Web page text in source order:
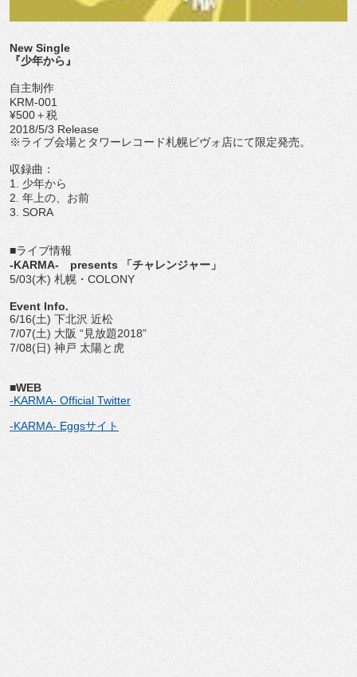
New Single
『少年から』
自主制作
KRM-001
¥500＋税
2018/5/3 Release
※ライブ会場とタワーレコード札幌ピヴォ店にて限定発売。
収録曲：
1. 少年から
2. 年上の、お前
3. SORA
■ライブ情報
-KARMA- presents 「チャレンジャー」
5/03(木) 札幌・COLONY
Event Info.
6/16(土) 下北沢 近松
7/07(土) 大阪 “見放題2018”
7/08(日) 神戸 太陽と虎
■WEB
-KARMA- Official Twitter
-KARMA- Eggsサイト